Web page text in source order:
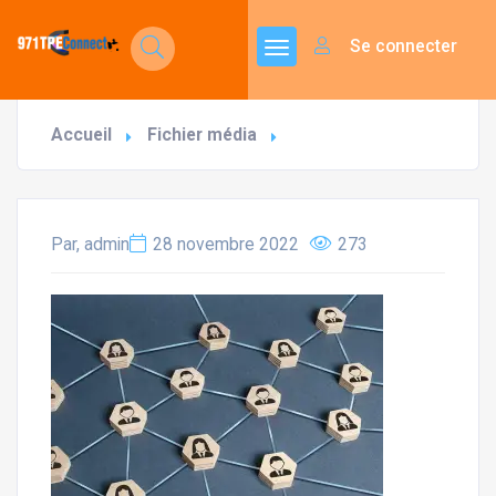
Se connecter
Accueil Fichier média
Par, admin 28 novembre 2022 273